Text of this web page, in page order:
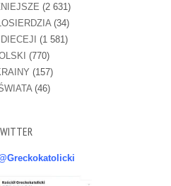
(2 631)
(34)
(1 581)
(770)
(157)
(46)